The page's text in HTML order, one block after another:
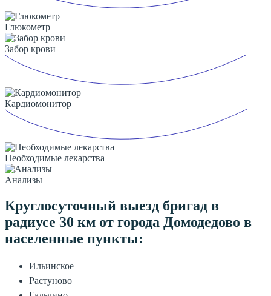
Глюкометр
Забор крови
Кардиомонитор
Необходимые лекарства
Анализы
Круглосуточный выезд бригад в
радиусе 30 км от города Домодедово в
населенные пункты:
Ильинское
Растуново